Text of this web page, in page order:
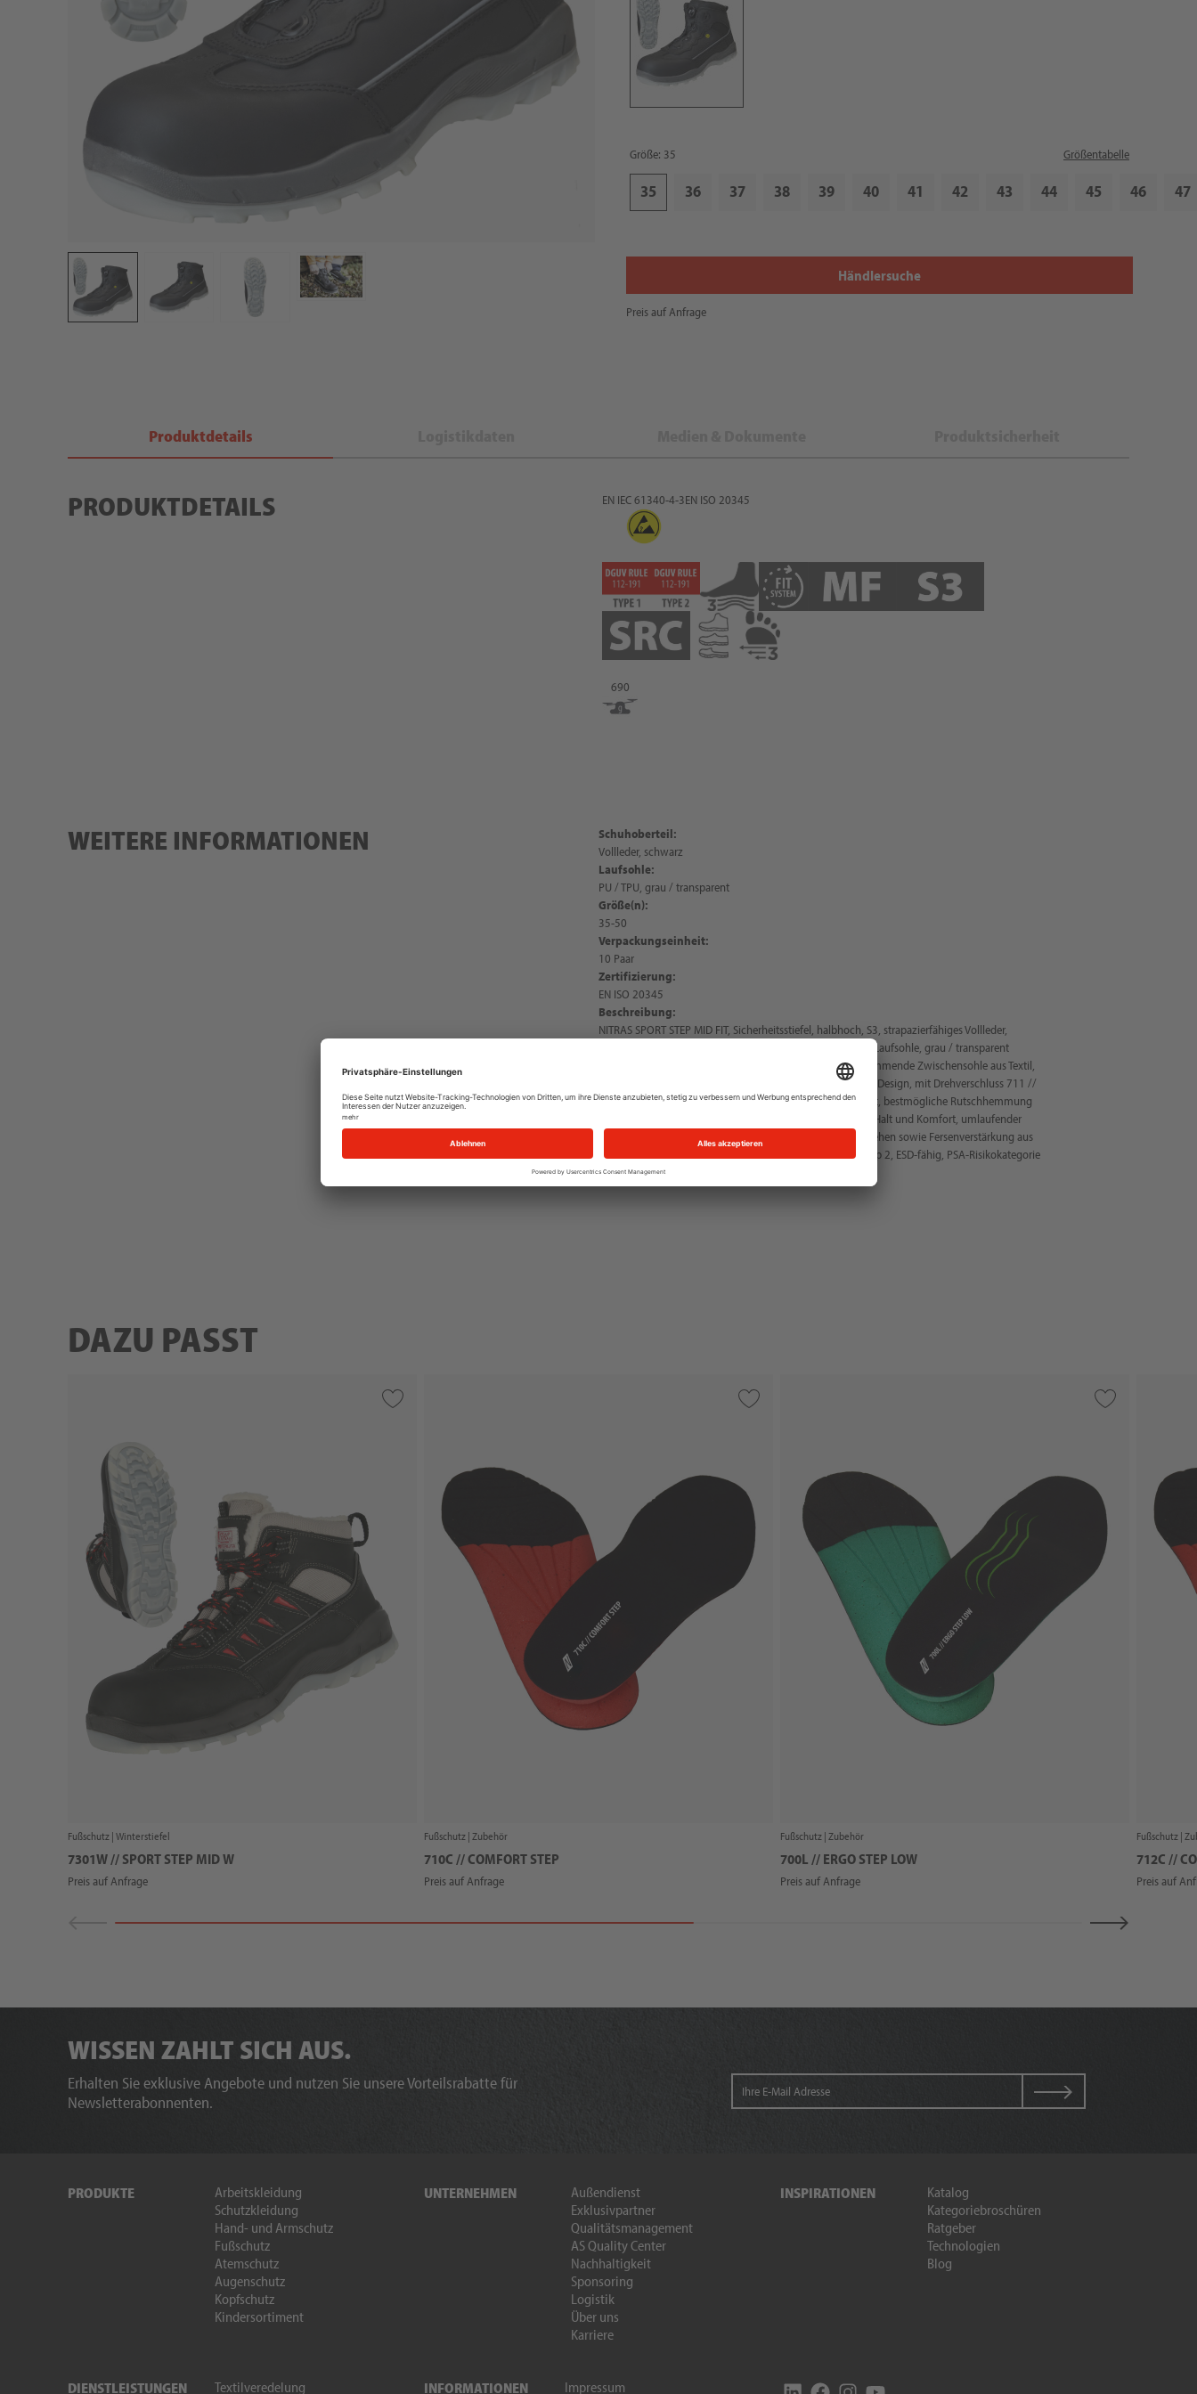
Größe: 35 Größentabelle
35 36 37 38 39 40 41 42 43 44 45 46 47
Händlersuche
Preis auf Anfrage
Produktdetails
PRODUKTDETAILS EN IEC 61340-4-3EN ISO 20345
690
WEITERE INFORMATIONEN
Schuhoberteil:
Vollleder, schwarz
Laufsohle:
PU / TPU, grau / transparent
Größe(n):
35-50
Verpackungseinheit:
10 Paar
Zertifizierung:
EN ISO 20345
Beschreibung:
NITRAS SPORT STEP MID FIT, Sicherheitsstiefel, halbhoch, S3, strapazierfähiges Vollleder,
schwarz, widerstandsfähige und nicht kreidende PU / TPU-Laufsohle, grau / transparent
(Farbcode: 1000), Zehenkappe aus Fiberglas, durchstichhemmende Zwischensohle aus Textil,
metallfrei, ergonomisch geformte Einlegesohle, sportliches Design, mit Drehverschluss 711 //
FIT SYSTEM für schnelle Einsatzfähigkeit und optimalen Halt, bestmögliche Rutschhemmung
(SRC), Weite 11, gut gepolsterter Schaft für bestmöglichen Halt und Komfort, umlaufender
Reflexstreifen, Fersenfutter für ein einfaches An- und Ausziehen sowie Fersenverstärkung aus
robuster Mikrofaser, DGUV Regel 112-191-geprüft, Typ 1, Typ 2, ESD-fähig, PSA-Risikokategorie
II
DAZU PASST
Fußschutz | Winterstiefel
7301W // SPORT STEP MID W
Preis auf Anfrage
Fußschutz | Zubehör
710C // COMFORT STEP
Preis auf Anfrage
Fußschutz | Zubehör
700L // ERGO STEP LOW
Preis auf Anfrage
Fußschutz |
712C //
Preis auf
WISSEN ZAHLT SICH AUS.
Erhalten Sie exklusive Angebote und nutzen Sie unsere Vorteilsrabatte für
Newsletterabonnenten.
PRODUKTE
Arbeitskleidung
Schutzkleidung
Hand- und Armschutz
Fußschutz
Atemschutz
Augenschutz
Kopfschutz
Kindersortiment
UNTERNEHMEN
Außendienst
Exklusivpartner
Qualitätsmanagement
AS Quality Center
Nachhaltigkeit
Sponsoring
Logistik
Über uns
Karriere
INSPIRATIONEN
Katalog
Kategoriebroschüren
Ratgeber
Technologien
Blog
DIENSTLEISTUNGEN Textilveredelung INFORMATIONEN Impressum